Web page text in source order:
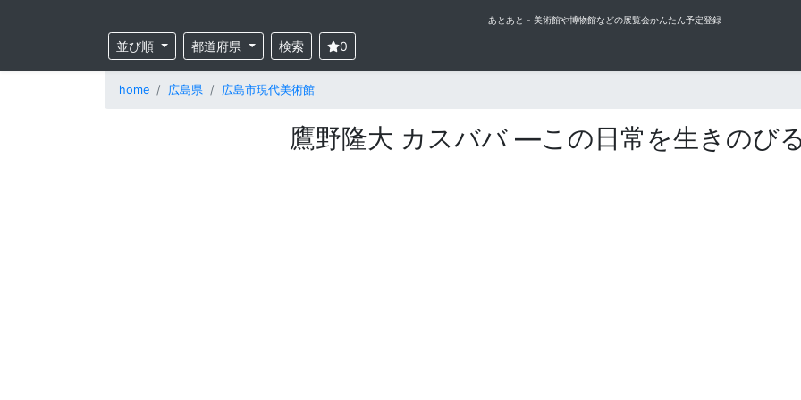
あとあと - 美術館や博物館などの展覧会かんたん予定登録
並び順 都道府県 検索 0
home 広島県 広島市現代美術館
鷹野隆大 カスババ ―この日常を生きのび